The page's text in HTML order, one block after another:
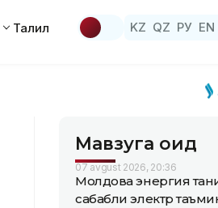
Таҳлил KZ QZ РУ EN
Мавзуга оид
07 avgust 2026, 20:36
Молдова энергия
сабабли электр